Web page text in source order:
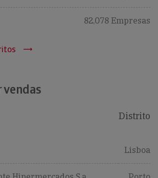
82,078 Empresas
Distrito
Lisboa